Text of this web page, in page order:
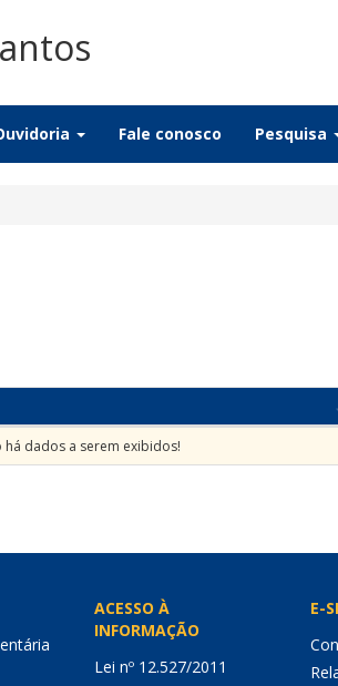
Fale conosco Pesquisa
há dados a serem exibidos!
ACESSO À
INFORMAÇÃO
Lei nº 12.527/2011
E-